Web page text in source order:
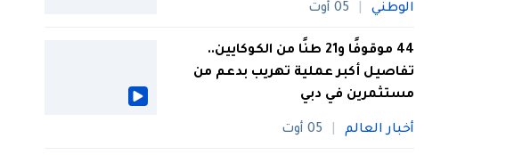
الوطني 05 أوت
44 موقوفًا و21 طنًا من الكوكايين..
تفاصيل أكبر عملية تهريب بدعم من
مستثمرين في دبي
أخبار العالم 05 أوت